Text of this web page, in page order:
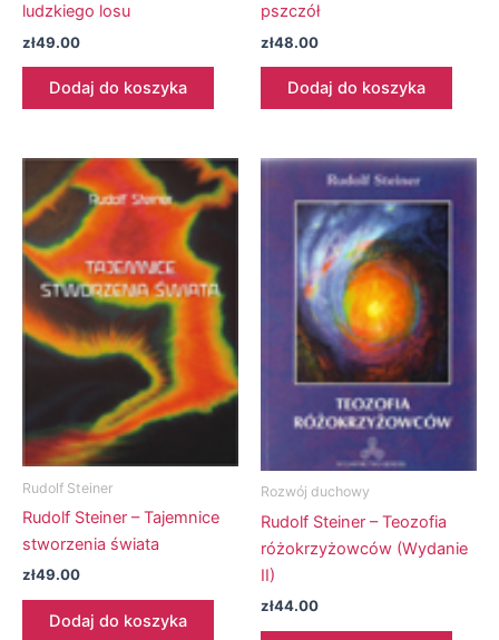
ludzkiego losu
zł49.00
Dodaj do koszyka
pszczół
zł48.00
Dodaj do koszyka
Rudolf Steiner
Rudolf Steiner – Tajemnice
stworzenia świata
zł49.00
Dodaj do koszyka
Rozwój duchowy
Rudolf Steiner – Teozofia
różokrzyżowców (Wydanie
II)
zł44.00